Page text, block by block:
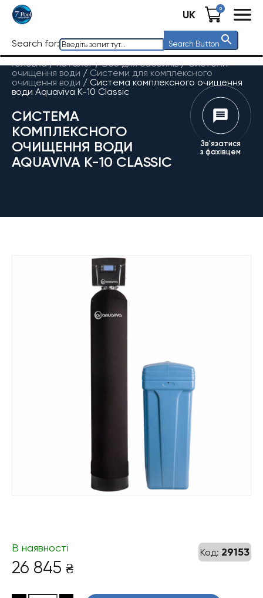
UK 0
Search for: Search Button
Головна / Каталог/Все для басейнів/Системи
очищення води / Системи для комплексного
очищення води / Система комплексного очищення
води Aquaviva K-10 Classic
СИСТЕМА
КОМПЛЕКСНОГО
ОЧИЩЕННЯ ВОДИ
AQUAVIVA K-10 CLASSIC
Зв'язатися
з фахівцем
Код: 29153
В наявності
26 845 ₴